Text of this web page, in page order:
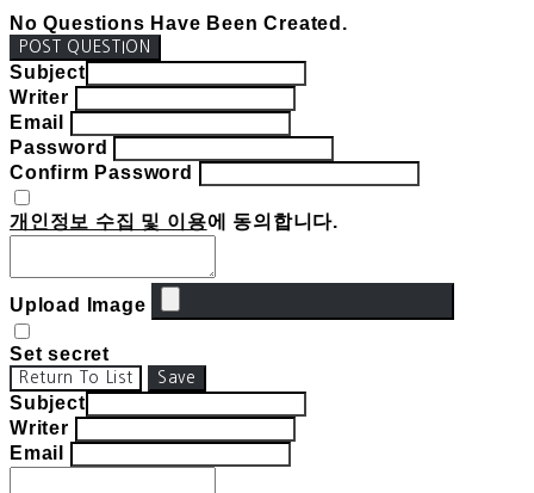
No Questions Have Been Created.
POST QUESTION
Subject
Writer
Email
Password
Confirm Password
개인정보 수집 및 이용에 동의합니다.
Upload Image
Set secret
Return To List Save
Subject
Writer
Email